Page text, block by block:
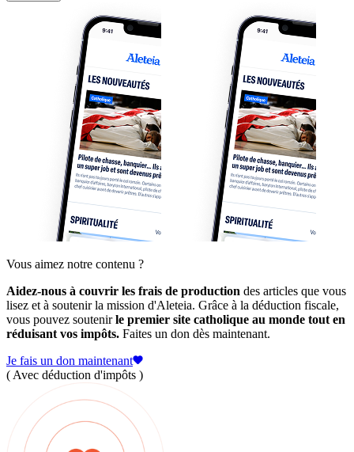
Vous aimez notre contenu ?
Aidez-nous à couvrir les frais de production des articles que vous
lisez et à soutenir la mission d'Aleteia. Grâce à la déduction fiscale,
vous pouvez soutenirle premier site catholique au monde tout en
réduisant vos impôts. Faites un don dès maintenant.
Je fais un don maintenant
( Avec déduction d'impôts )